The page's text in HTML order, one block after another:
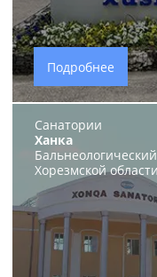
Подробнее
Санатории
Ханка
Хорезмской области